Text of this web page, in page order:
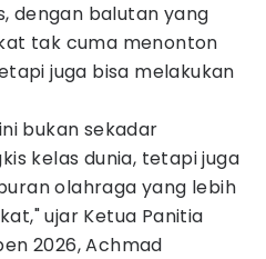
dengan balutan yang
tak cuma menonton
juga bisa melakukan
bukan sekadar
kelas dunia, tetapi juga
olahraga yang lebih
ujar Ketua Panitia
2026, Achmad